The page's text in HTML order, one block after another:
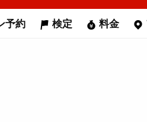
予約 検定 料金